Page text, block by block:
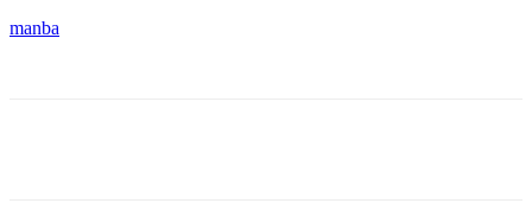
manba